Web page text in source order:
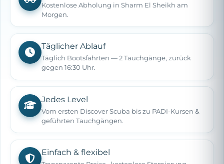
Kostenlose Abholung in Sharm El Sheikh am
Morgen.
Täglicher Ablauf
Täglich Bootsfahrten — 2 Tauchgänge, zurück
gegen 16:30 Uhr.
Jedes Level
Vom ersten Discover Scuba bis zu PADI-Kursen &
geführten Tauchgängen.
Einfach & flexibel